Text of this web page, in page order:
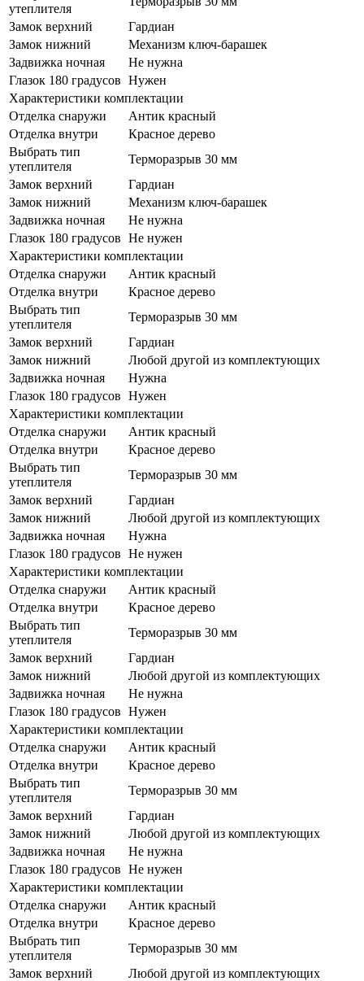
утеплителя
Замок верхний
Гардиан
Замок нижний
Механизм ключ-барашек
Задвижка ночная
Не нужна
Глазок 180 градусов Нужен
Характеристики комплектации
Отделка снаружи
Антик красный
Отделка внутри
Красное дерево
Выбрать тип
утеплителя
Терморазрыв 30 мм
Замок верхний
Гардиан
Замок нижний
Механизм ключ-барашек
Задвижка ночная
Не нужна
Глазок 180 градусов Не нужен
Характеристики комплектации
Отделка снаружи
Антик красный
Отделка внутри
Красное дерево
Выбрать тип
утеплителя
Терморазрыв 30 мм
Замок верхний
Гардиан
Замок нижний
Любой другой из комплектующих
Задвижка ночная
Нужна
Глазок 180 градусов Нужен
Характеристики комплектации
Отделка снаружи
Антик красный
Отделка внутри
Красное дерево
Выбрать тип
утеплителя
Терморазрыв 30 мм
Замок верхний
Гардиан
Замок нижний
Любой другой из комплектующих
Задвижка ночная
Нужна
Глазок 180 градусов Не нужен
Характеристики комплектации
Отделка снаружи
Антик красный
Отделка внутри
Красное дерево
Выбрать тип
утеплителя
Терморазрыв 30 мм
Замок верхний
Гардиан
Замок нижний
Любой другой из комплектующих
Задвижка ночная
Не нужна
Глазок 180 градусов Нужен
Характеристики комплектации
Отделка снаружи
Антик красный
Отделка внутри
Красное дерево
Выбрать тип
утеплителя
Терморазрыв 30 мм
Замок верхний
Гардиан
Замок нижний
Любой другой из комплектующих
Задвижка ночная
Не нужна
Глазок 180 градусов Не нужен
Характеристики комплектации
Отделка снаружи
Антик красный
Отделка внутри
Красное дерево
Выбрать тип
утеплителя
Терморазрыв 30 мм
Замок верхний
Любой другой из комплектующих